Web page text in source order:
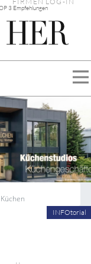
3 Empfehlungen
INFOtorial